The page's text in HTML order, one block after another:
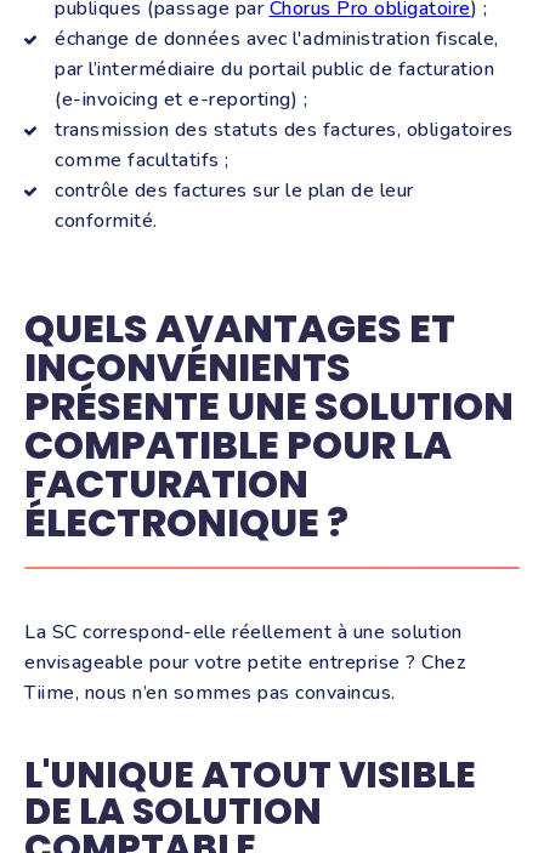
publiques (passage parChorus Pro obligatoire) ;
échange de données avec l'administration fiscale,
par l’intermédiaire du portail public de facturation
(e-invoicing et e-reporting) ;
transmission des statuts des factures, obligatoires
comme facultatifs ;
contrôle des factures sur le plan de leur
conformité.
QUELS AVANTAGES ET
INCONVÉNIENTS
PRÉSENTE UNE SOLUTION
COMPATIBLE POUR LA
FACTURATION
ÉLECTRONIQUE ?
La SC correspond-elle réellement à une solution
envisageable pour votre petite entreprise ? Chez
Tiime, nous n’en sommes pas convaincus.
L'UNIQUE ATOUT VISIBLE
DE LA SOLUTION